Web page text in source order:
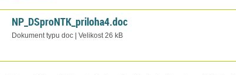
NP_DSproNTK_priloha4.doc
Dokument typu doc | Velikost 26 kB